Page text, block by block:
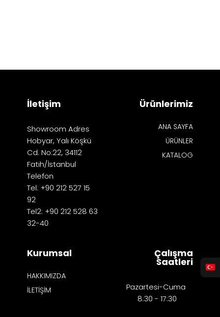
İletişim
Showroom Adres
Hobyar, Yalı Köşkü
Cd. No:22, 34112
Fatih/İstanbul
Telefon
Tel: +90 212 527 15
92
Tel2: +90 212 528 63
32-40
Ürünlerimiz
ANA SAYFA
ÜRÜNLER
KATALOG
Kurumsal
HAKKIMIZDA
İLETİŞİM
Çalışma
Saatleri
Pazartesi-Cuma
8:30 - 17:30​​